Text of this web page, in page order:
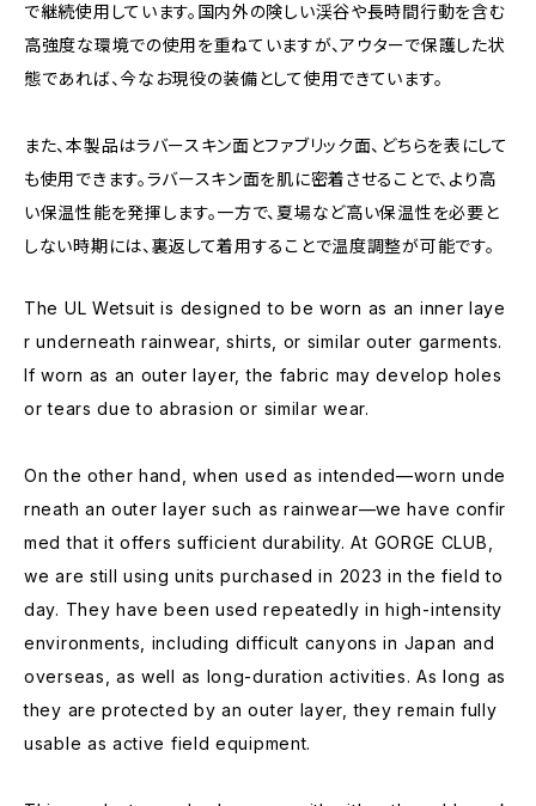
で継続使用しています。国内外の険しい渓谷や長時間行動を含む
高強度な環境での使用を重ねていますが、アウターで保護した状
態であれば、今なお現役の装備として使用できています。
また、本製品はラバースキン面とファブリック面、どちらを表にして
も使用できます。ラバースキン面を肌に密着させることで、より高
い保温性能を発揮します。一方で、夏場など高い保温性を必要と
しない時期には、裏返して着用することで温度調整が可能です。
The UL Wetsuit is designed to be worn as an inner laye
r underneath rainwear, shirts, or similar outer garments.
If worn as an outer layer, the fabric may develop holes
or tears due to abrasion or similar wear.
On the other hand, when used as intended—worn unde
rneath an outer layer such as rainwear—we have confir
med that it offers sufficient durability. At GORGE CLUB,
we are still using units purchased in 2023 in the field to
day. They have been used repeatedly in high-intensity
environments, including difficult canyons in Japan and
overseas, as well as long-duration activities. As long as
they are protected by an outer layer, they remain fully
usable as active field equipment.